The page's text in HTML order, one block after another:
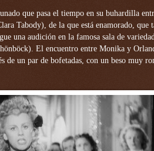
que pasa el tiempo en su buhardilla
Tabody), de la que está enamorado, que
una audición en la famosa sala de
El encuentro entre Monika y
de un par de bofetadas, con un beso muy